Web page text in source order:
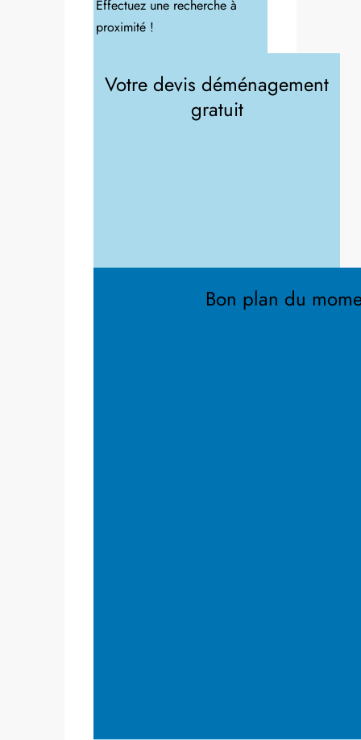
Effectuez une recherche à
proximité !
Votre devis déménagement
gratuit
Bon plan du